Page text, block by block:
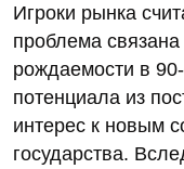
Игроки рынка
проблема
рождаемости в
потенциала из
интерес к новым
государства.